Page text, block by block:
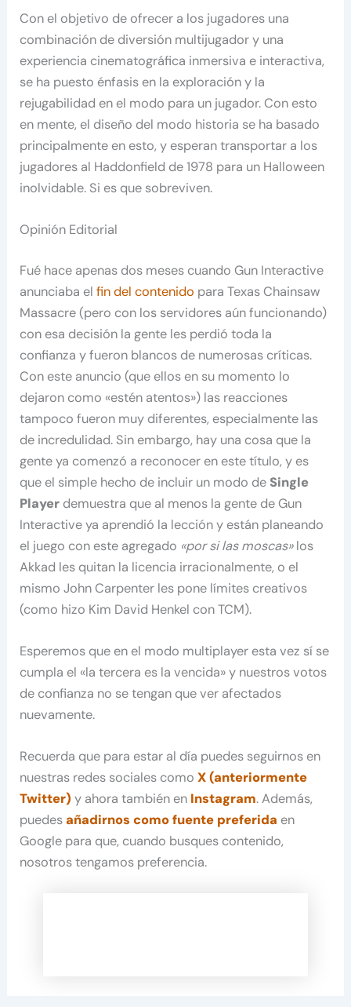
Con el objetivo de ofrecer a los jugadores una
combinación de diversión multijugador y una
experiencia cinematográfica inmersiva e interactiva,
se ha puesto énfasis en la exploración y la
rejugabilidad en el modo para un jugador. Con esto
en mente, el diseño del modo historia se ha basado
principalmente en esto, y esperan transportar a los
jugadores al Haddonfield de 1978 para un Halloween
inolvidable. Si es que sobreviven.
Opinión Editorial
Fué hace apenas dos meses cuando Gun Interactive
anunciaba elfin del contenido para Texas Chainsaw
Massacre (pero con los servidores aún funcionando)
con esa decisión la gente les perdió toda la
confianza y fueron blancos de numerosas críticas.
Con este anuncio (que ellos en su momento lo
dejaron como «estén atentos») las reacciones
tampoco fueron muy diferentes, especialmente las
de incredulidad. Sin embargo, hay una cosa que la
gente ya comenzó a reconocer en este título, y es
que el simple hecho de incluir un modo de Single
Player demuestra que al menos la gente de Gun
Interactive ya aprendió la lección y están planeando
el juego con este agregado «por si las moscas»los
Akkad les quitan la licencia irracionalmente, o el
mismo John Carpenter les pone límites creativos
(como hizo Kim David Henkel con TCM).
Esperemos que en el modo multiplayer esta vez sí se
cumpla el «la tercera es la vencida» y nuestros votos
de confianza no se tengan que ver afectados
nuevamente.
Recuerda que para estar al día puedes seguirnos en
nuestras redes sociales comoX (anteriormente
Twitter) y ahora también en Instagram. Además,
puedesañadirnos como fuente preferida en
Google para que, cuando busques contenido,
nosotros tengamos preferencia.